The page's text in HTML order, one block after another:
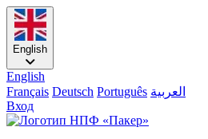
English
English
Français Deutsch Português العربية
Вход